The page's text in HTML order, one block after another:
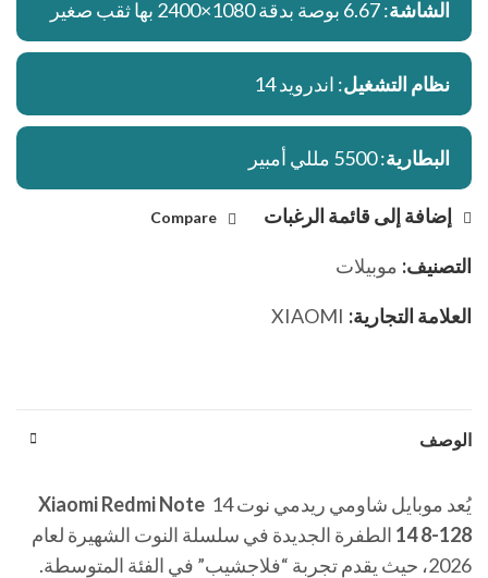
الشاشة: 6.67 بوصة بدقة 1080×2400 بها ثقب صغير
نظام التشغيل: اندرويد 14
البطارية: 5500 مللي أمبير
إضافة إلى قائمة الرغبات Compare
التصنيف: موبيلات
العلامة التجارية: XIAOMI
الوصف
يُعد موبايل شاومي ريدمي نوت 14
Xiaomi Redmi Note
14 8-128 الطفرة الجديدة في سلسلة النوت الشهيرة لعام
2026، حيث يقدم تجربة “فلاجشيب” في الفئة المتوسطة.